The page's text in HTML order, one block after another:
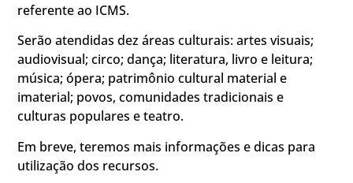
referente ao ICMS.
Serão atendidas dez áreas culturais: artes visuais;
audiovisual; circo; dança; literatura, livro e leitura;
música; ópera; patrimônio cultural material e
imaterial; povos, comunidades tradicionais e
culturas populares e teatro.
Em breve, teremos mais informações e dicas para
utilização dos recursos.